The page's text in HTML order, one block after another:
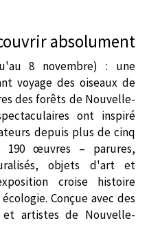
absolument
8 novembre) : une
voyage des oiseaux de
des forêts de Nouvelle-
ont inspiré
depuis plus de cinq
190 œuvres – parures,
objets d'art et
croise histoire
Conçue avec des
et artistes de Nouvelle-